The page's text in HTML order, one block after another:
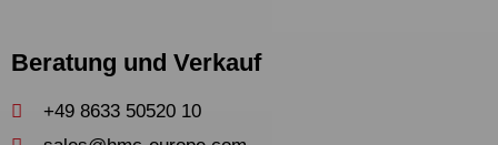
Nutzungsverhaltens ausgewählt und
Beratung und Verkauf
+49 8633 50520 10